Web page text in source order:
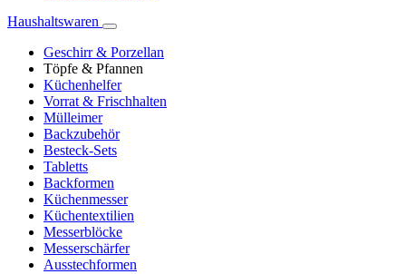
Haushaltswaren
Geschirr & Porzellan
Töpfe & Pfannen
Küchenhelfer
Vorrat & Frischhalten
Mülleimer
Backzubehör
Besteck-Sets
Tabletts
Backformen
Küchenmesser
Küchentextilien
Messerblöcke
Messerschärfer
Ausstechformen